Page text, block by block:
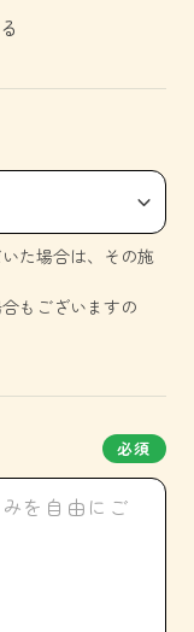
た場合は、その施
もございますの
必須